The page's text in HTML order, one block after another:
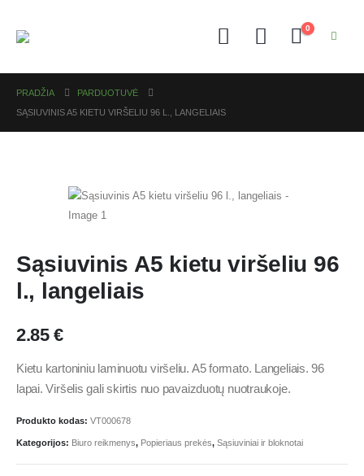
0
PRADŽIA
PARDUOTUVĖ
SĄSIUVINIS A5 KIETU VIRŠELIU 96 L., LANGELIAIS
Sąsiuvinis A5 kietu viršeliu 96
l., langeliais
2.85 €
Kietu kartoniniu laminuotu viršeliu. A5 formato. Langeliais. 96
lapai. Viršelis gali skirtis nuo pavaizduotų nuotraukoje.
Produkto kodas: VT000678
Kategorijos: Biuro reikmenys, Popieriaus prekės, Sąsiuviniai ir bloknotai